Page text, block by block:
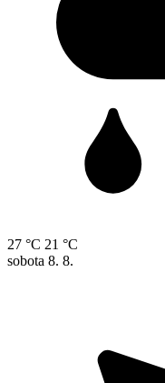
27 °C 21 °C
sobota 8. 8.